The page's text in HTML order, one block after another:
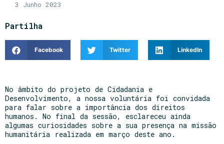
3 Junho 2023
Partilha
Facebook Twitter LinkedIn
No âmbito do projeto de Cidadania e
Desenvolvimento, a nossa voluntária foi convidada
para falar sobre a importância dos direitos
humanos. No final da sessão, esclareceu ainda
algumas curiosidades sobre a sua presença na missão
humanitária realizada em março deste ano.